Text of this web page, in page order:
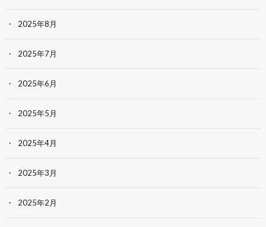
2025年8月
2025年7月
2025年6月
2025年5月
2025年4月
2025年3月
2025年2月